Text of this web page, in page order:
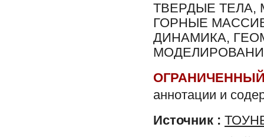
ТВЕРДЫЕ
ГОРНЫЕ
ДИНАМИКА,
аннотации и
Источник :